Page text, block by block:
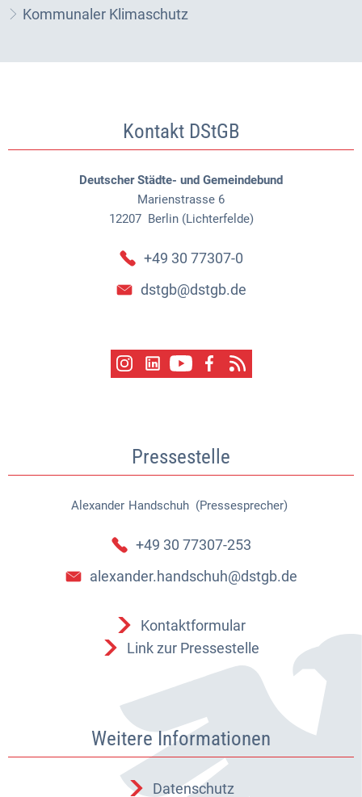
Kommunaler Klimaschutz
Kontakt DStGB
Deutscher Städte- und Gemeindebund
Marienstrasse 6
12207 Berlin (Lichterfelde)
+49 30 77307-0
dstgb@dstgb.de
Pressestelle
Alexander Handschuh (Pressesprecher)
Alexander Handschuh
+49 30 77307-253
alexander.handschuh@dstgb.de
Kontaktformular
Link zur Pressestelle
Weitere Informationen
Datenschutz